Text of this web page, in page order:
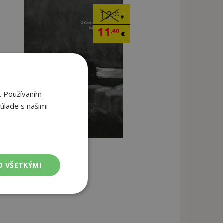
12,00 €
11,40 €
s našimi
VŠETKÝMI